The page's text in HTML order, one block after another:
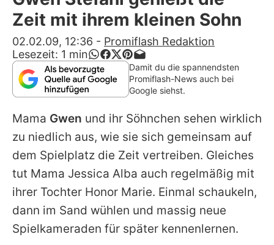
Alle Themen auf Promiflash
App runterladen
Team
Redaktionelle Richtlinien
Impressum
Nutzungsbedingungen
Utiq verwalten
Zeit mit ihrem kleinen Sohn
02.02.09, 12:36 - Promiflash Redaktion
Lesezeit: 1 min
Damit du die spannendsten
Promiflash-News auch bei
Google siehst.
Mama Gwen und ihr Söhnchen sehen wirklich
zu niedlich aus, wie sie sich gemeinsam auf
dem Spielplatz die Zeit vertreiben. Gleiches
tut Mama Jessica Alba auch regelmäßig mit
ihrer Tochter Honor Marie. Einmal schaukeln,
dann im Sand wühlen und massig neue
Spielkameraden für später kennenlernen.